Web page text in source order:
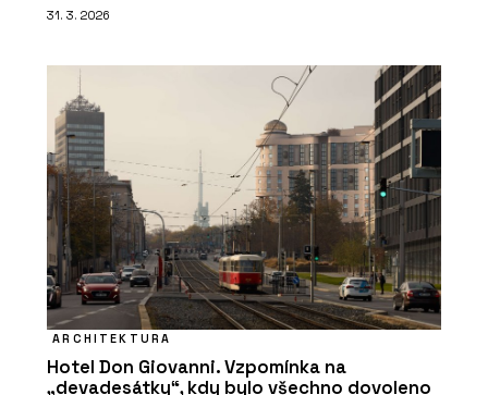
31. 3. 2026
ARCHITEKTURA
Hotel Don Giovanni. Vzpomínka na
„devadesátky“, kdy bylo všechno dovoleno